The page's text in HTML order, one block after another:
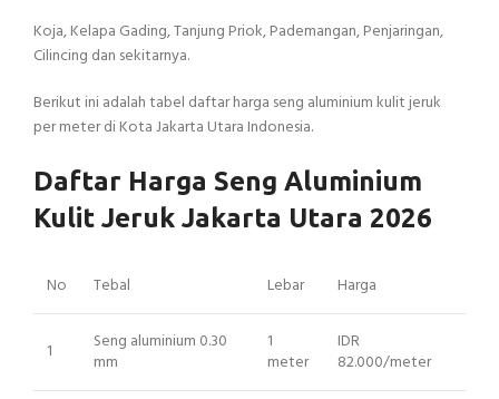
Koja, Kelapa Gading, Tanjung Priok, Pademangan, Penjaringan,
Cilincing dan sekitarnya.
Berikut ini adalah tabel daftar harga seng aluminium kulit jeruk
per meter di Kota Jakarta Utara Indonesia.
Daftar Harga Seng Aluminium
Kulit Jeruk Jakarta Utara 2026
No Tebal Lebar Harga
1
Seng aluminium 0.30
mm
1
meter
IDR
82.000/meter